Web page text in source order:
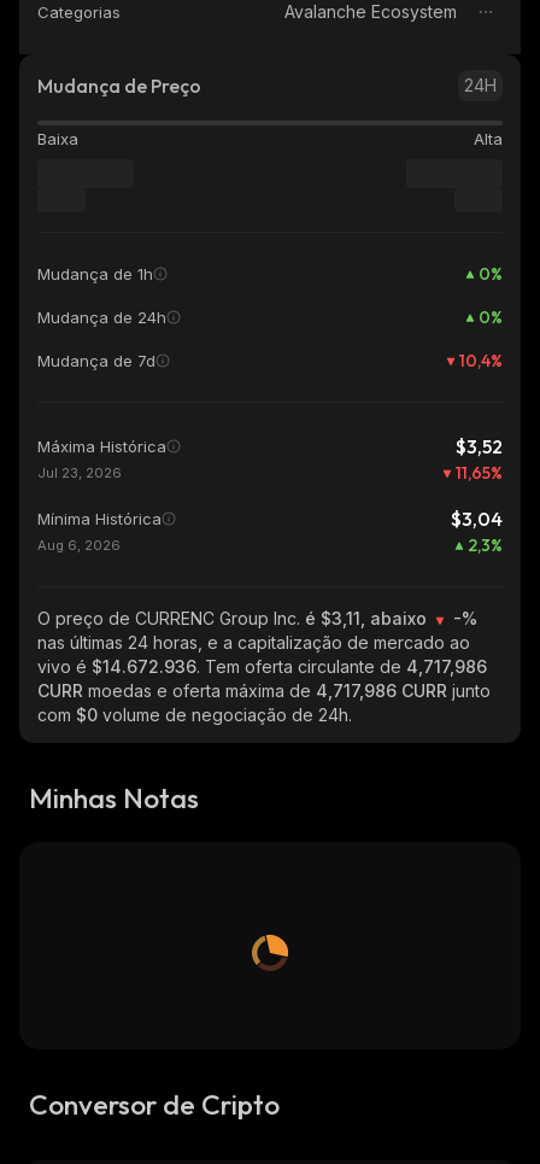
Categorias Avalanche Ecosystem
Mudança de Preço 24H
Baixa Alta
Mudança de 1h 0%
Mudança de 24h 0%
Mudança de 7d 10,4%
Máxima Histórica $3,52
Jul 23, 2026 11,65%
Mínima Histórica $3,04
Aug 6, 2026 2,3%
O preço de CURRENC Group Inc. é $3,11, abaixo
-%
nas últimas 24 horas, e a capitalização de mercado ao
vivo é $14.672.936. Tem oferta circulante de 4,717,986
CURR moedas e oferta máxima de 4,717,986 CURR junto
com $0 volume de negociação de 24h.
Minhas Notas
Conversor de Cripto